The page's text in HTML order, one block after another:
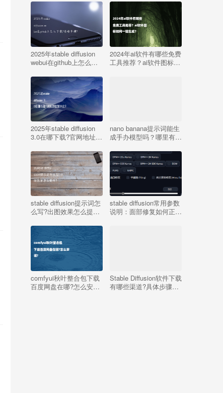
2025年stable diffusion
webui在github上怎么下
2024年ai软件有哪些免费
工具推荐？ai软件图标如
2025年stable diffusion
3.0在哪下载?官网地址是
nano banana提示词能生
成手办模型吗？哪里有
和生成器？
stable diffusion提示词怎
么写?出图效果怎么提
stable diffusion常用参数
说明：面部修复如何正确
comfyui秋叶整合包下载
百度网盘在哪?怎么安
Stable Diffusion软件下载
有哪些渠道?具体步骤是